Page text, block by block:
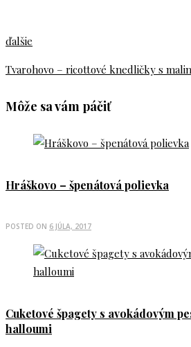
ďalšie
Tvarohovo – ricottové knedličky s
Môže sa vám páčiť
Hráškovo – špenátová polievka
POSTED ON 6 JÚLA, 2017
Cuketové špagety s avokádovým
halloumi